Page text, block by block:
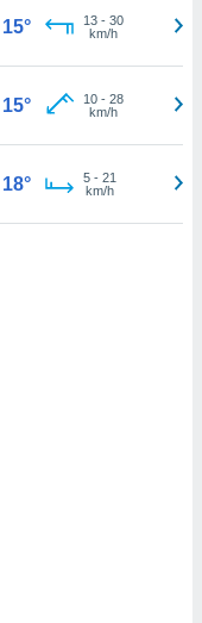
15° 13- 30
km/h
15° 10- 28
km/h
18° 5- 21
km/h